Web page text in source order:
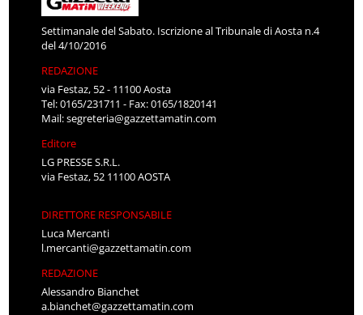
Settimanale del Sabato. Iscrizione al Tribunale di Aosta n.4
del 4/10/2016
REDAZIONE
via Festaz, 52 - 11100 Aosta
Tel: 0165/231711 - Fax: 0165/1820141
Mail:segreteria@gazzettamatin.com
Editore
LG PRESSE S.R.L.
via Festaz, 52 11100 AOSTA
DIRETTORE RESPONSABILE
Luca Mercanti
l.mercanti@gazzettamatin.com
REDAZIONE
Alessandro Bianchet
a.bianchet@gazzettamatin.com